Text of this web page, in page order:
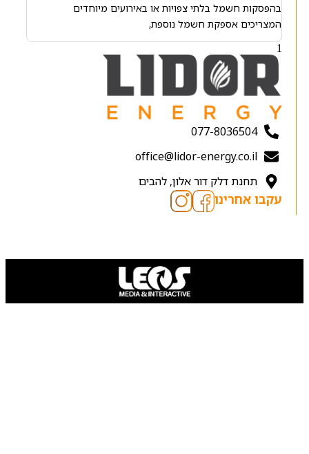
בהפסקות חשמל בלתי צפויות או באירועים מיוחדים
המצריכים אספקת חשמל נוספת,
077-8036504
office@lidor-energy.co.il
תחנת דלק דור אלון, להבים
עקבו אחרינו